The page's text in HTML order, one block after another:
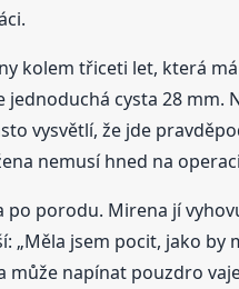
kolem třiceti let, která
cysta 28
vysvětlí, že jde
nemusí hned na
po porodu. Mirena jí
„Měla jsem pocit, jako
může napínat pouzdro